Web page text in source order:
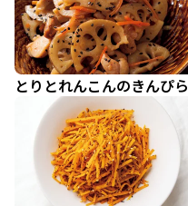
とりとれんこんのきんぴら